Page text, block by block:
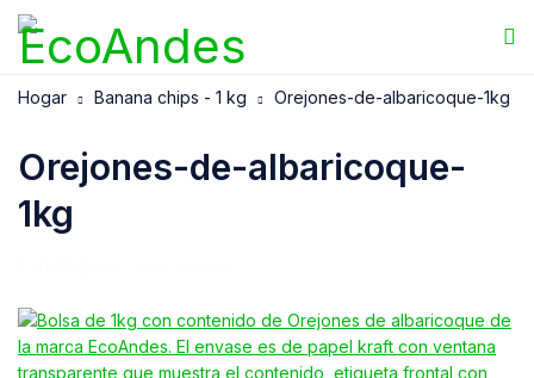
Hogar Banana chips - 1 kg Orejones-de-albaricoque-1kg
Orejones-de-albaricoque-
1kg